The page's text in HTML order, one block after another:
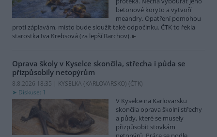
betonové koryto a vytvoří
meandry. Opatření pomohou
proti záplavám, místo bude sloužit také odpočinku. ČTK to řekla
starostka Iva Krebsová (za lepší Barchov).
Oprava školy v Kyselce skončila, střecha i půda se
přizpůsobily netopýrům
8.8.2026 18:35 | KYSELKA (KARLOVARSKO) (ČTK)
Diskuse: 1
V Kyselce na Karlovarsku
skončila oprava školní střechy
a půdy, které se musely
přizpůsobit stovkám